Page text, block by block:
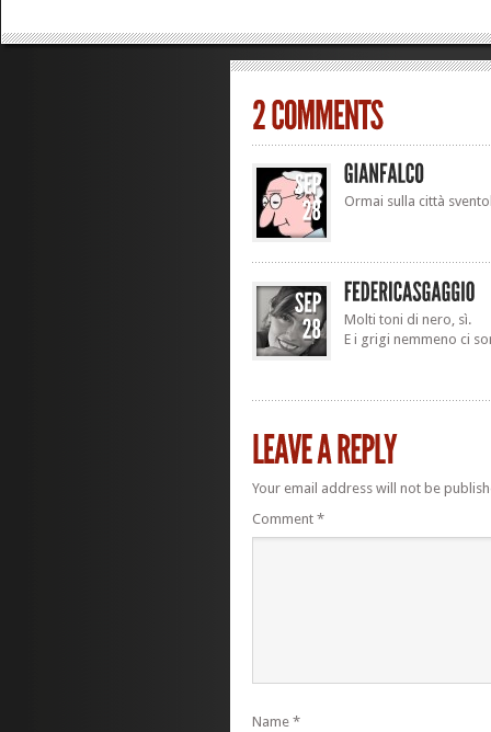
Ormai sulla città
Molti toni di nero, sì.
E i grigi nemmeno ci
Your email address will not be
Comment *
Name *